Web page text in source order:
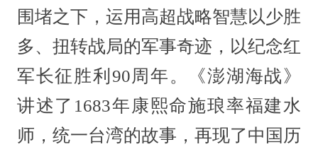
围堵之下，运用高超战略智慧以少胜
多、扭转战局的军事奇迹，以纪念红
军长征胜利90周年。《澎湖海战》
讲述了1683年康熙命施琅率福建水
师，统一台湾的故事，再现了中国历